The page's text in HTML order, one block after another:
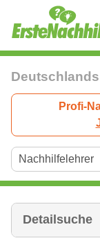
Profi-
Detailsuche